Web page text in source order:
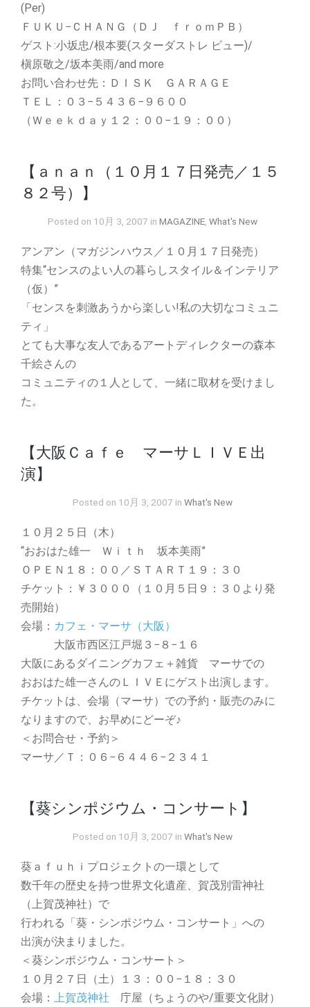
(Per)
ＦＵＫＵ−ＣＨＡＮＧ（ＤＪ ｆｒｏｍＰＢ）
ゲスト:小坂忠/根本要(スターダストレ ビュー)/
槇原敬之/坂本美雨/and more
お問い合わせ先：ＤＩＳＫ ＧＡＲＡＧＥ
ＴＥＬ：０３−５４３６−９６００
（Ｗｅｅｋｄａｙ１２：００−１９：００）
【ａｎａｎ（１０月１７日発売／１５
８２号）】
Posted on 10月 3, 2007 in MAGAZINE, What's New
アンアン（マガジンハウス／１０月１７日発売）
特集“センスのよい人の暮らしスタイル＆インテリア
（仮）”
「センスを刺激あうから楽しい!私の大切なコミュニ
ティ」
とても大事な友人であるアートディレクターの森本
千絵さんの
コミュニティの１人として、一緒に取材を受けまし
た。
【大阪Ｃａｆｅ マーサＬＩＶＥ出
演】
Posted on 10月 3, 2007 in What's New
１０月２５日（木）
“おおはた雄一 Ｗｉｔｈ 坂本美雨”
ＯＰＥＮ１８：００／ＳＴＡＲＴ１９：３０
チケット：￥３０００（１０月５日９：３０より発
売開始）
会場： カフェ・マーサ（大阪）
大阪市西区江戸堀３−８−１６
大阪にあるダイニングカフェ＋雑貨 マーサでの
おおはた雄一さんのＬＩＶＥにゲスト出演します。
チケットは、会場（マーサ）での予約・販売のみに
なりますので、お早めにどーぞ♪
＜お問合せ・予約＞
マーサ／Ｔ：０６−６４４６−２３４１
【葵シンポジウム・コンサート】
Posted on 10月 3, 2007 in What's New
葵ａｆｕｈｉプロジェクトの一環として
数千年の歴史を持つ世界文化遺産、賀茂別雷神社
（上賀茂神社）で
行われる「葵・シンポジウム・コンサート」への
出演が決まりました。
＜葵シンポジウム・コンサート＞
１０月２７日（土）１３：００−１８：３０
会場： 上賀茂神社 庁屋（ちょうのや/重要文化財）